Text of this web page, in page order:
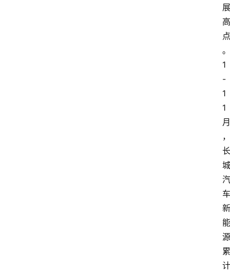
展
高
点
。
1
-
1
1
月
，
长
城
汽
车
新
能
源
累
计